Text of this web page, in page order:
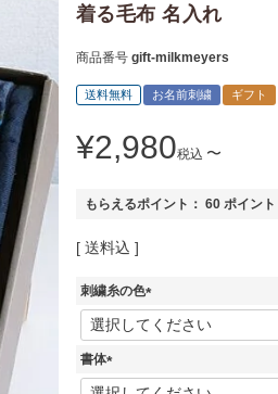
着る毛布 名入れ
商品番号 gift-milkmeyers
送料無料 お名前刺繍 ギフト
¥2,980税込 〜
もらえるポイント： 60 ポイント
送料込
刺繍糸の色
(
必
書体
(